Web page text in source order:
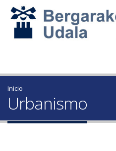
Inicio
Urbanismo